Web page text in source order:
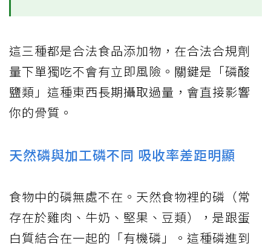
這三種都是合法食品添加物，在合法合規劑
量下單獨吃不會有立即風險。關鍵是「磷酸
鹽類」這種東西長期攝取過量，會直接影響
你的骨質。
天然磷與加工磷不同 吸收率差距明顯
食物中的磷無處不在。天然食物裡的磷（常
存在於雞肉、牛奶、堅果、豆類），是跟蛋
白質結合在一起的「有機磷」。這種磷進到